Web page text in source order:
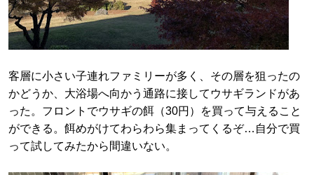
客層に小さい子連れファミリーが多く、その層を狙ったの
かどうか、大浴場へ向かう通路に接してウサギランドがあ
った。フロントでウサギの餌（30円）を買って与えること
ができる。餌めがけてわらわら集まってくるぞ…自分で買
って試してみたから間違いない。